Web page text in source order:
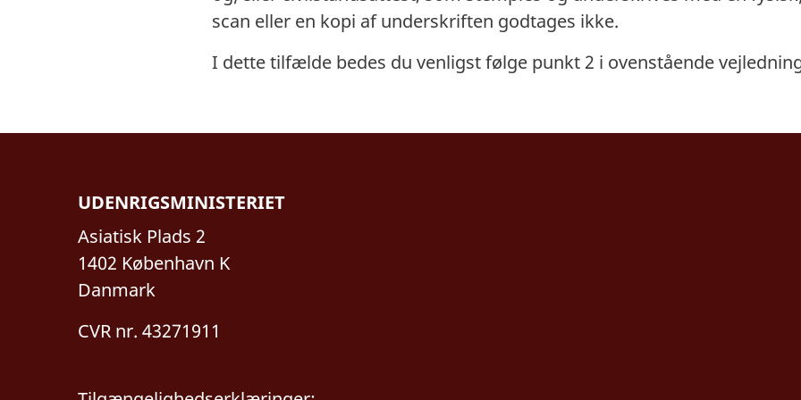
scan eller en kopi af underskriften godtages ikke.
I dette tilfælde bedes du venligst følge punkt 2 i ovenstående
UDENRIGSMINISTERIET
Asiatisk Plads 2
1402 København K
Danmark
CVR nr. 43271911